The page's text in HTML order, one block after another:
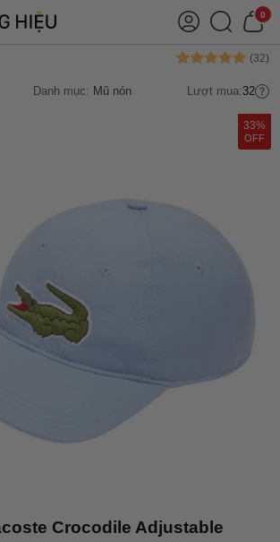
0
Danh mục: Mũ nón Lượt mua:32
33%
OFF
Crocodile Adjustable